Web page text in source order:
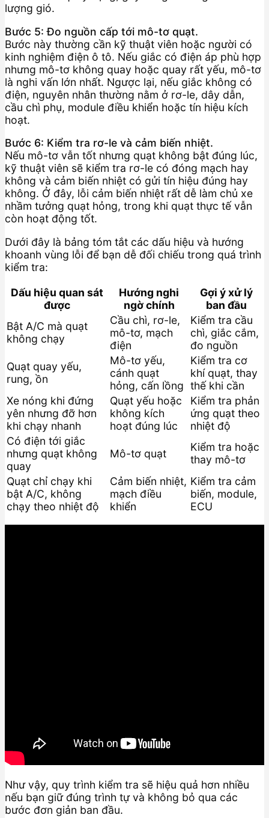
lượng gió.
Bước 5: Đo nguồn cấp tới mô-tơ quạt.
Bước này thường cần kỹ thuật viên hoặc người có
kinh nghiệm điện ô tô. Nếu giắc có điện áp phù hợp
nhưng mô-tơ không quay hoặc quay rất yếu, mô-tơ
là nghi vấn lớn nhất. Ngược lại, nếu giắc không có
điện, nguyên nhân thường nằm ở rơ-le, dây dẫn,
cầu chì phụ, module điều khiển hoặc tín hiệu kích
hoạt.
Bước 6: Kiểm tra rơ-le và cảm biến nhiệt.
Nếu mô-tơ vẫn tốt nhưng quạt không bật đúng lúc,
kỹ thuật viên sẽ kiểm tra rơ-le có đóng mạch hay
không và cảm biến nhiệt có gửi tín hiệu đúng hay
không. Ở đây, lỗi cảm biến nhiệt rất dễ làm chủ xe
nhầm tưởng quạt hỏng, trong khi quạt thực tế vẫn
còn hoạt động tốt.
Dưới đây là bảng tóm tắt các dấu hiệu và hướng
khoanh vùng lỗi để bạn dễ đối chiếu trong quá trình
kiểm tra:
Dấu hiệu quan sát
được
Hướng nghi
ngờ chính
Gợi ý xử lý
ban đầu
Bật A/C mà quạt
không chạy
Cầu chì, rơ-le,
mô-tơ, mạch
điện
Kiểm tra cầu
chì, giắc cắm,
đo nguồn
Quạt quay yếu,
rung, ồn
Mô-tơ yếu,
cánh quạt
hỏng, cấn lồng
Kiểm tra cơ
khí quạt, thay
thế khi cần
Xe nóng khi đứng
yên nhưng đỡ hơn
khi chạy nhanh
Quạt yếu hoặc
không kích
hoạt đúng lúc
Kiểm tra phản
ứng quạt theo
nhiệt độ
Có điện tới giắc
nhưng quạt không
quay
Mô-tơ quạt
Kiểm tra hoặc
thay mô-tơ
Quạt chỉ chạy khi
bật A/C, không
chạy theo nhiệt độ
Cảm biến nhiệt,
mạch điều
khiển
Kiểm tra cảm
biến, module,
ECU
Như vậy, quy trình kiểm tra sẽ hiệu quả hơn nhiều
nếu bạn giữ đúng trình tự và không bỏ qua các
bước đơn giản ban đầu.